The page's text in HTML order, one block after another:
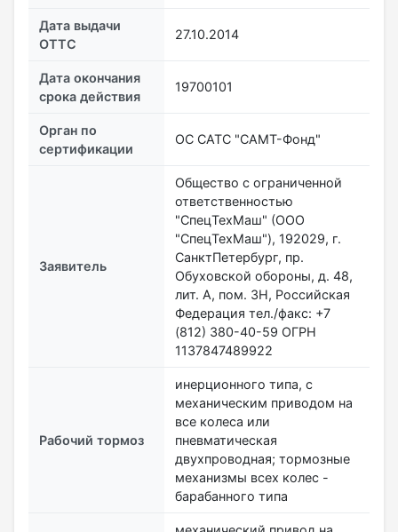
Дата выдачи
ОТТС
27.10.2014
Дата окончания
срока действия
19700101
Орган по
сертификации
ОС САТС "САМТ-Фонд"
Заявитель
Общество с ограниченной
ответственностью
"СпецТехМаш" (ООО
"СпецТехМаш"), 192029, г.
СанктПетербург, пр.
Обуховской обороны, д. 48,
лит. А, пом. 3Н, Российская
Федерация тел./факс: +7
(812) 380-40-59 ОГРН
1137847489922
Рабочий тормоз
инерционного типа, с
механическим приводом на
все колеса или
пневматическая
двухпроводная; тормозные
механизмы всех колес -
барабанного типа